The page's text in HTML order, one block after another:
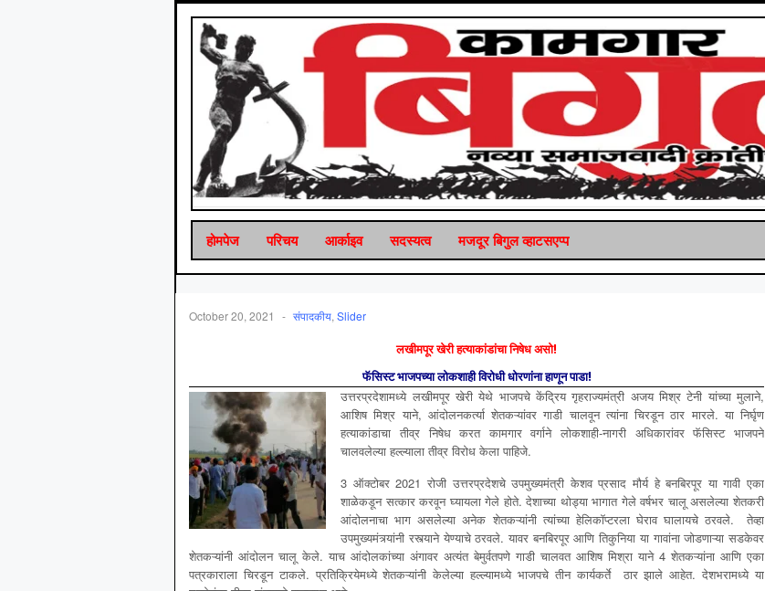
होमपेज परिचय आर्काइव सदस्यत्व मजदूर बिगुल व्‍हाटसएप्‍प
October 20, 2021 - संपादकीय, Slider
लखीमपूर खेरी हत्याकांडांचा निषेध असो!
फॅसिस्ट भाजपच्या लोकशाही विरोधी धोरणांना हाणून पाडा!
उत्तरप्रदेशामध्ये लखीमपूर खेरी येथे भाजपचे केंद्रिय गृहराज्यमंत्री अजय मिश्र टेनी यांच्या मुलाने,
आशिष मिश्र याने, आंदोलनकर्त्या शेतकऱ्यांवर गाडी चालवून त्यांना चिरडून ठार मारले. या निर्घृण
हत्याकांडाचा तीव्र निषेध करत कामगार वर्गाने लोकशाही-नागरी अधिकारांवर फॅसिस्ट भाजपने
चालवलेल्या हल्ल्याला तीव्र विरोध केला पाहिजे.
3 ऑक्टोबर 2021 रोजी उत्तरप्रदेशचे उपमुख्यमंत्री केशव प्रसाद मौर्य हे बनबिरपूर या गावी एका
शाळेकडून सत्कार करवून घ्यायला गेले होते. देशाच्या थोड्या भागात गेले वर्षभर चालू असलेल्या शेतकरी
आंदोलनाचा भाग असलेल्या अनेक शेतकऱ्यांनी त्यांच्या हेलिकॉप्टरला घेराव घालायचे ठरवले. तेव्हा
उपमुख्यमंत्र्यांनी रस्त्याने येण्याचे ठरवले. यावर बनबिरपूर आणि तिकुनिया या गावांना जोडणाऱ्या सडकेवर
शेतकऱ्यांनी आंदोलन चालू केले. याच आंदोलकांच्या अंगावर अत्यंत बेमुर्वतपणे गाडी चालवत आशिष मिश्रा याने 4 शेतकऱ्यांना आणि एका
पत्रकाराला चिरडून टाकले. प्रतिक्रियेमध्ये शेतकऱ्यांनी केलेल्या हल्ल्यामध्ये भाजपचे तीन कार्यकर्ते ठार झाले आहेत. देशभरामध्ये या